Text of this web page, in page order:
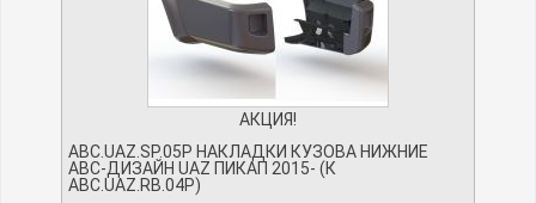
АКЦИЯ!
ABC.UAZ.SP.05P НАКЛАДКИ КУЗОВА НИЖНИЕ
АВС-ДИЗАЙН UAZ ПИКАП 2015- (К
ABC.UAZ.RB.04P)